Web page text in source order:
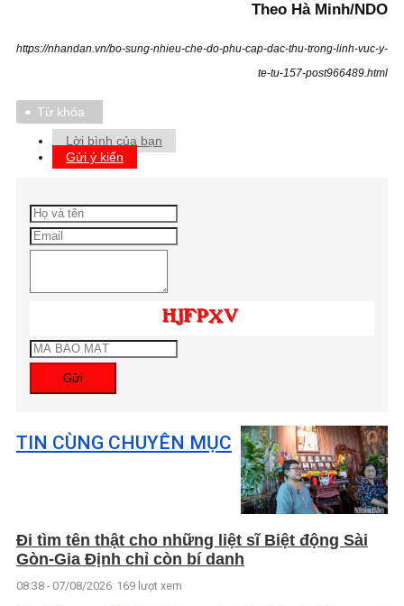
Theo Hà Minh/NDO
https://nhandan.vn/bo-sung-nhieu-che-do-phu-cap-dac-thu-trong-linh-vuc-y-
te-tu-157-post966489.html
Từ khóa
Lời bình của bạn
Gửi ý kiến
Gửi
TIN CÙNG CHUYÊN MỤC
Đi tìm tên thật cho những liệt sĩ Biệt động Sài
Gòn-Gia Định chỉ còn bí danh
08:38 - 07/08/2026 169 lượt xem